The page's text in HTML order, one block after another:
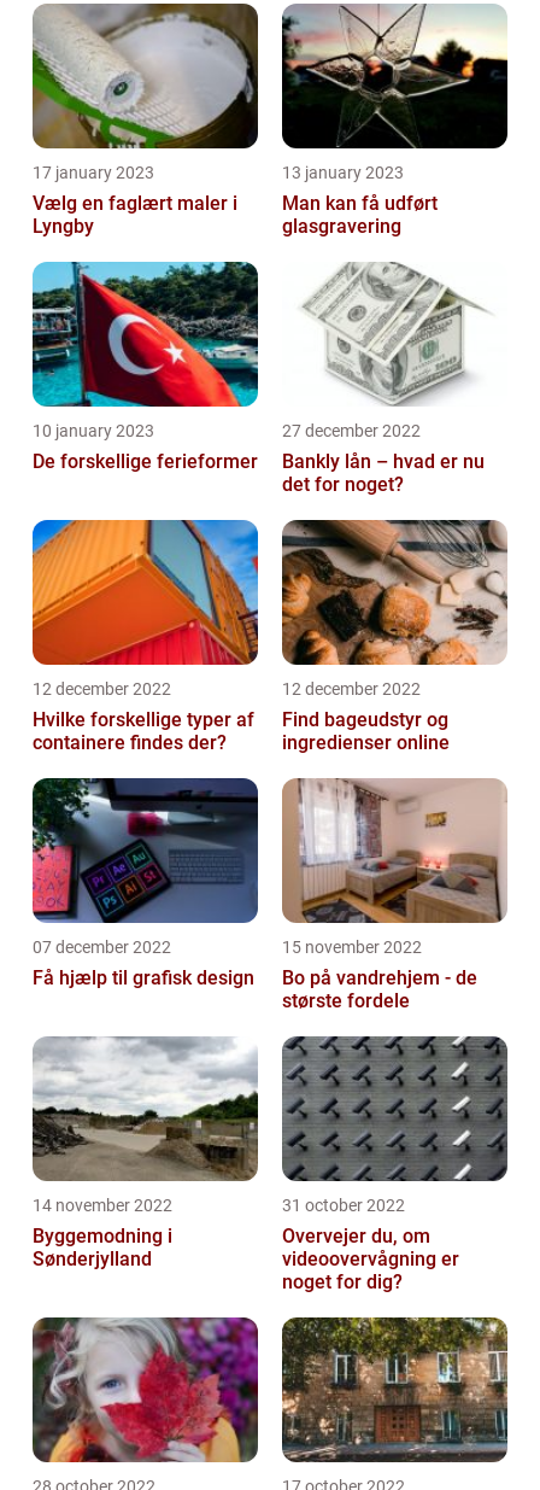
17 january 2023
Vælg en faglært maler i
Lyngby
13 january 2023
Man kan få udført
glasgravering
10 january 2023
De forskellige ferieformer
27 december 2022
Bankly lån – hvad er nu
det for noget?
12 december 2022
Hvilke forskellige typer af
containere findes der?
12 december 2022
Find bageudstyr og
ingredienser online
07 december 2022
Få hjælp til grafisk design
15 november 2022
Bo på vandrehjem - de
største fordele
14 november 2022
Byggemodning i
Sønderjylland
31 october 2022
Overvejer du, om
videoovervågning er
noget for dig?